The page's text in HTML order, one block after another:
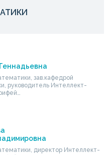
зав.кафедрой
руководитель Интеллект-
директор Интеллект-